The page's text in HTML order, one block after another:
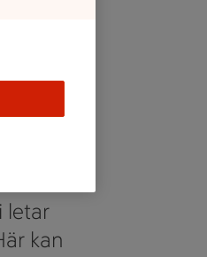
letar
kan